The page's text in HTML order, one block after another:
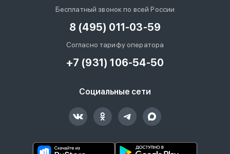
Бесплатный звонок по всей России
8 (495) 011-03-59
Согласно тарифу оператора
+7 (931) 106-54-50
Социальные сети